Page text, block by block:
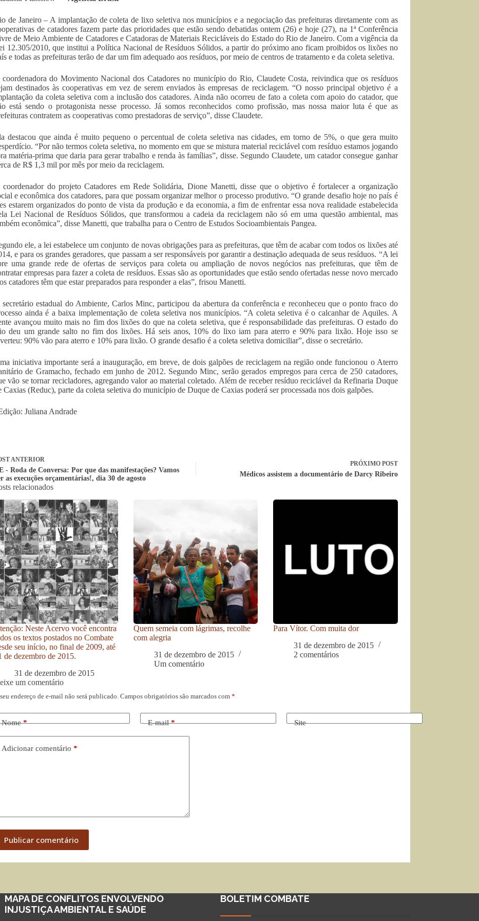
de Janeiro – A implantação de coleta de lixo seletiva nos municípios e a negociação das prefeituras diretamente com as
de catadores fazem parte das prioridades que estão sendo debatidas ontem (26) e hoje (27), na 1ª Conferência
de Meio Ambiente de Catadores e Catadoras de Materiais Recicláveis do Estado do Rio de Janeiro. Com a vigência da
12.305/2010, que institui a Política Nacional de Resíduos Sólidos, a partir do próximo ano ficam proibidos os lixões no
e todas as prefeituras terão de dar um fim adequado aos resíduos, por meio de centros de tratamento e da coleta seletiva.
coordenadora do Movimento Nacional dos Catadores no município do Rio, Claudete Costa, reivindica que os resíduos
destinados às cooperativas em vez de serem enviados às empresas de reciclagem. “O nosso principal objetivo é a
da coleta seletiva com a inclusão dos catadores. Ainda não ocorreu de fato a coleta com apoio do catador, que
está sendo o protagonista nesse processo. Já somos reconhecidos como profissão, mas nossa maior luta é que as
contratem as cooperativas como prestadoras de serviço”, disse Claudete.
destacou que ainda é muito pequeno o percentual de coleta seletiva nas cidades, em torno de 5%, o que gera muito
“Por não termos coleta seletiva, no momento em que se mistura material reciclável com resíduo estamos jogando
matéria-prima que daria para gerar trabalho e renda às famílias”, disse. Segundo Claudete, um catador consegue ganhar
de R$ 1,3 mil por mês por meio da reciclagem.
coordenador do projeto Catadores em Rede Solidária, Dione Manetti, disse que o objetivo é fortalecer a organização
e econômica dos catadores, para que possam organizar melhor o processo produtivo. “O grande desafio hoje no país é
estarem organizados do ponto de vista da produção e da economia, a fim de enfrentar essa nova realidade estabelecida
Lei Nacional de Resíduos Sólidos, que transformou a cadeia da reciclagem não só em uma questão ambiental, mas
econômica”, disse Manetti, que trabalha para o Centro de Estudos Socioambientais Pangea.
ele, a lei estabelece um conjunto de novas obrigações para as prefeituras, que têm de acabar com todos os lixões até
e para os grandes geradores, que passam a ser responsáveis por garantir a destinação adequada de seus resíduos. “A lei
uma grande rede de ofertas de serviços para coleta ou ampliação de novos negócios nas prefeituras, que têm de
empresas para fazer a coleta de resíduos. Essas são as oportunidades que estão sendo ofertadas nesse novo mercado
catadores têm que estar preparados para responder a elas”, frisou Manetti.
secretário estadual do Ambiente, Carlos Minc, participou da abertura da conferência e reconheceu que o ponto fraco do
ainda é a baixa implementação de coleta seletiva nos municípios. “A coleta seletiva é o calcanhar de Aquiles. A
avançou muito mais no fim dos lixões do que na coleta seletiva, que é responsabilidade das prefeituras. O estado do
deu um grande salto no fim dos lixões. Há seis anos, 10% do lixo iam para aterro e 90% para lixão. Hoje isso se
90% vão para aterro e 10% para lixão. O grande desafio é a coleta seletiva domiciliar”, disse o secretário.
iniciativa importante será a inauguração, em breve, de dois galpões de reciclagem na região onde funcionou o Aterro
de Gramacho, fechado em junho de 2012. Segundo Minc, serão gerados empregos para cerca de 250 catadores,
vão se tornar recicladores, agregando valor ao material coletado. Além de receber resíduo reciclável da Refinaria Duque
Caxias (Reduc), parte da coleta seletiva do município de Duque de Caxias poderá ser processada nos dois galpões.
Juliana Andrade
ANTERIOR
- Roda de Conversa: Por que das manifestações? Vamos
as execuções orçamentárias!, dia 30 de agosto
PRÓXIMO POST
Médicos assistem a documentário de Darcy Ribeiro
relacionados
Neste Acervo você encontra
os textos postados no Combate
seu início, no final de 2009, até
de dezembro de 2015.
31 de dezembro de 2015
Quem semeia com lágrimas, recolhe
com alegria
31 de dezembro de 2015
Um comentário
Para Vítor. Com muita dor
31 de dezembro de 2015
2 comentários
um comentário
endereço de e-mail não será publicado. Campos obrigatórios são marcados com *
Nome* E-mail* Site
Adicionar comentário *
Publicar comentário
MAPA DE CONFLITOS ENVOLVENDO
INJUSTIÇA AMBIENTAL E SAÚDE
BOLETIM COMBATE